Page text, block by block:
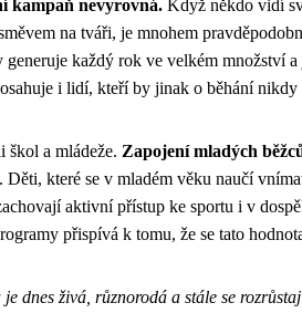
kampaň nevyrovná. Když někdo vidí
na tváři, je mnohem
každý rok ve velkém množství
i lidí, kteří by jinak o běhání nikdy
škol a mládeže. Zapojení mladých
které se v mladém věku naučí
aktivní přístup ke sportu i v
přispívá k tomu, že se tato
je dnes živá, různorodá a stále se